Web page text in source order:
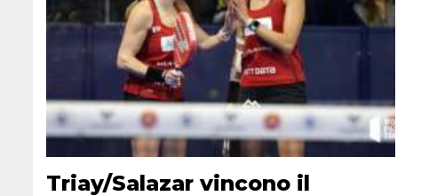
Triay/Salazar vincono il